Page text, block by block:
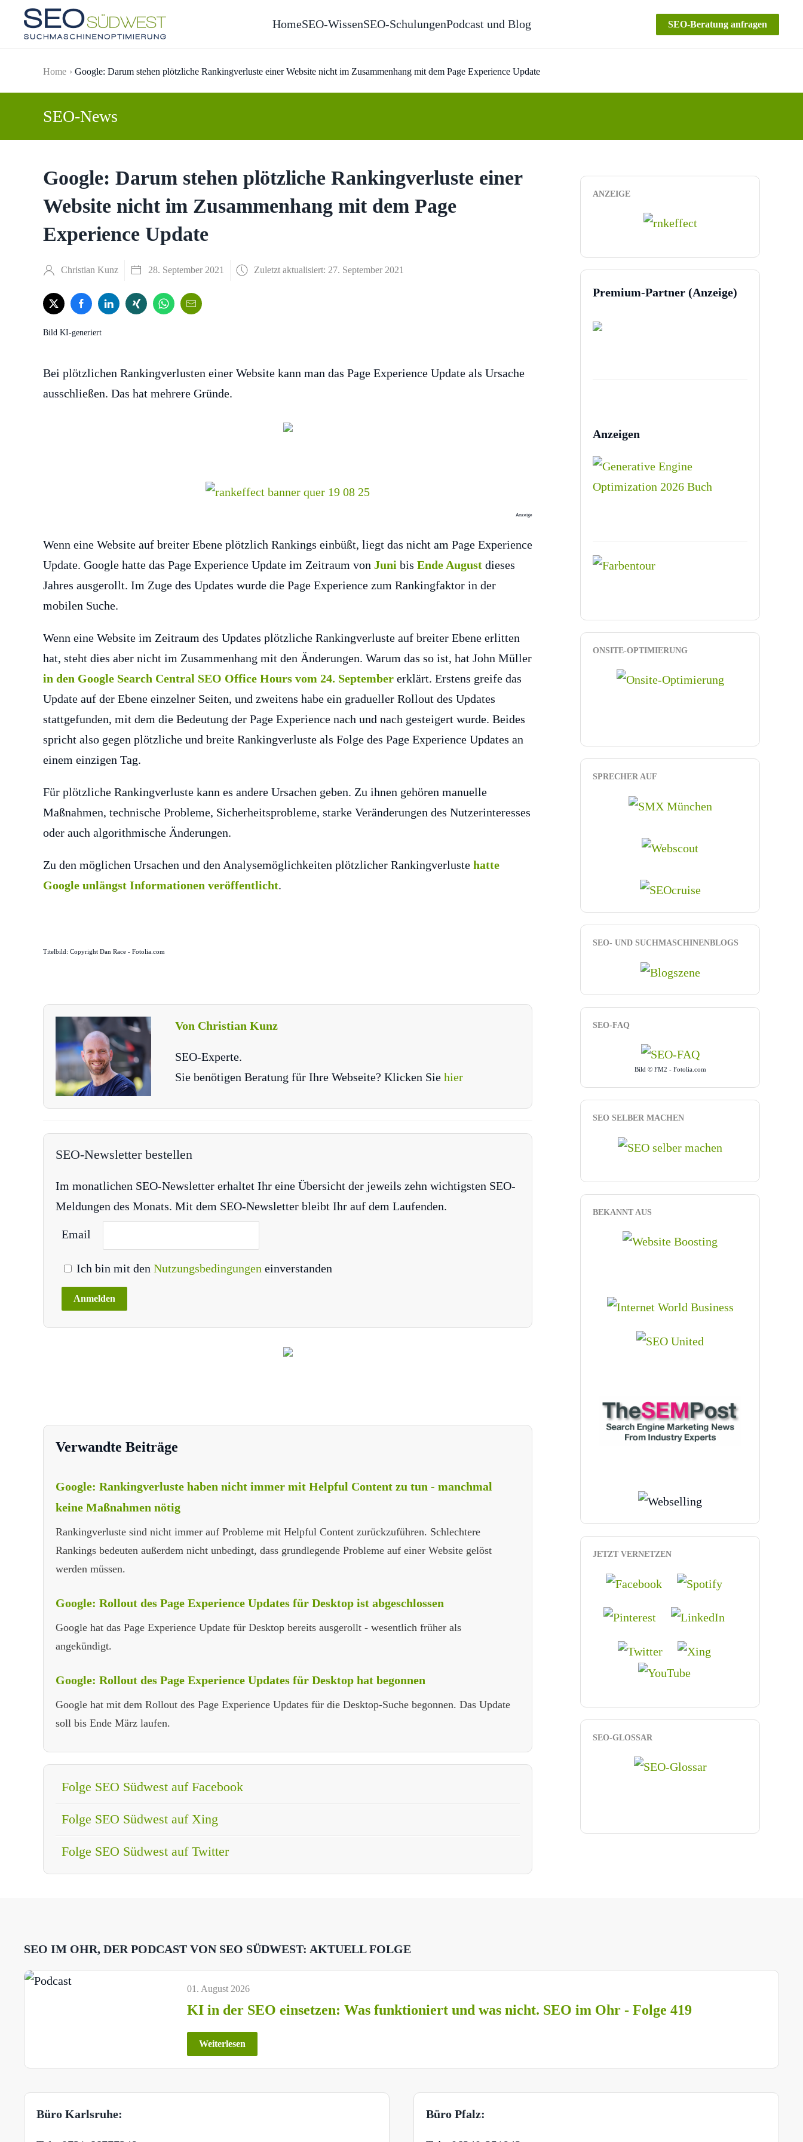
Skip to main content
HomeSEO-WissenSEO-SchulungenPodcast und Blog SEO-Beratung anfragen
Home Google: Darum stehen plötzliche Rankingverluste einer Website nicht im Zusammenhang mit dem Page Experience Update
SEO-News
Google: Darum stehen plötzliche Rankingverluste einer
Website nicht im Zusammenhang mit dem Page
Experience Update
Christian Kunz 28. September 2021 Zuletzt aktualisiert: 27. September 2021
Bild KI-generiert
Bei plötzlichen Rankingverlusten einer Website kann man das Page Experience Update als Ursache
ausschließen. Das hat mehrere Gründe.
Anzeige
Wenn eine Website auf breiter Ebene plötzlich Rankings einbüßt, liegt das nicht am Page Experience
Update. Google hatte das Page Experience Update im Zeitraum von Juni bis Ende August dieses
Jahres ausgerollt. Im Zuge des Updates wurde die Page Experience zum Rankingfaktor in der
mobilen Suche.
Wenn eine Website im Zeitraum des Updates plötzliche Rankingverluste auf breiter Ebene erlitten
hat, steht dies aber nicht im Zusammenhang mit den Änderungen. Warum das so ist, hat John Müller
in den Google Search Central SEO Office Hours vom 24. September erklärt. Erstens greife das
Update auf der Ebene einzelner Seiten, und zweitens habe ein gradueller Rollout des Updates
stattgefunden, mit dem die Bedeutung der Page Experience nach und nach gesteigert wurde. Beides
spricht also gegen plötzliche und breite Rankingverluste als Folge des Page Experience Updates an
einem einzigen Tag.
Für plötzliche Rankingverluste kann es andere Ursachen geben. Zu ihnen gehören manuelle
Maßnahmen, technische Probleme, Sicherheitsprobleme, starke Veränderungen des Nutzerinteresses
oder auch algorithmische Änderungen.
Zu den möglichen Ursachen und den Analysemöglichkeiten plötzlicher Rankingverluste hatte
Google unlängst Informationen veröffentlicht.
Titelbild: Copyright Dan Race - Fotolia.com
Von Christian Kunz
SEO-Experte.
Sie benötigen Beratung für Ihre Webseite? Klicken Sie hier
SEO-Newsletter bestellen
Im monatlichen SEO-Newsletter erhaltet Ihr eine Übersicht der jeweils zehn wichtigsten SEO-
Meldungen des Monats. Mit dem SEO-Newsletter bleibt Ihr auf dem Laufenden.
Email
Ich bin mit den Nutzungsbedingungen einverstanden
Verwandte Beiträge
Google: Rankingverluste haben nicht immer mit Helpful Content zu tun - manchmal
keine Maßnahmen nötig
Rankingverluste sind nicht immer auf Probleme mit Helpful Content zurückzuführen. Schlechtere
Rankings bedeuten außerdem nicht unbedingt, dass grundlegende Probleme auf einer Website gelöst
werden müssen.
Google: Rollout des Page Experience Updates für Desktop ist abgeschlossen
Google hat das Page Experience Update für Desktop bereits ausgerollt - wesentlich früher als
angekündigt.
Google: Rollout des Page Experience Updates für Desktop hat begonnen
Google hat mit dem Rollout des Page Experience Updates für die Desktop-Suche begonnen. Das Update
soll bis Ende März laufen.
Folge SEO Südwest auf Facebook
Folge SEO Südwest auf Xing
Folge SEO Südwest auf Twitter
ANZEIGE
Premium-Partner (Anzeige)
Anzeigen
ONSITE-OPTIMIERUNG
SPRECHER AUF
SEO- UND SUCHMASCHINENBLOGS
SEO-FAQ
Bild © FM2 - Fotolia.com
SEO SELBER MACHEN
BEKANNT AUS
JETZT VERNETZEN
SEO-GLOSSAR
SEO IM OHR, DER PODCAST VON SEO SÜDWEST: AKTUELL FOLGE
01. August 2026
KI in der SEO einsetzen: Was funktioniert und was nicht. SEO im Ohr - Folge 419
Weiterlesen
Büro Karlsruhe: Büro Pfalz: